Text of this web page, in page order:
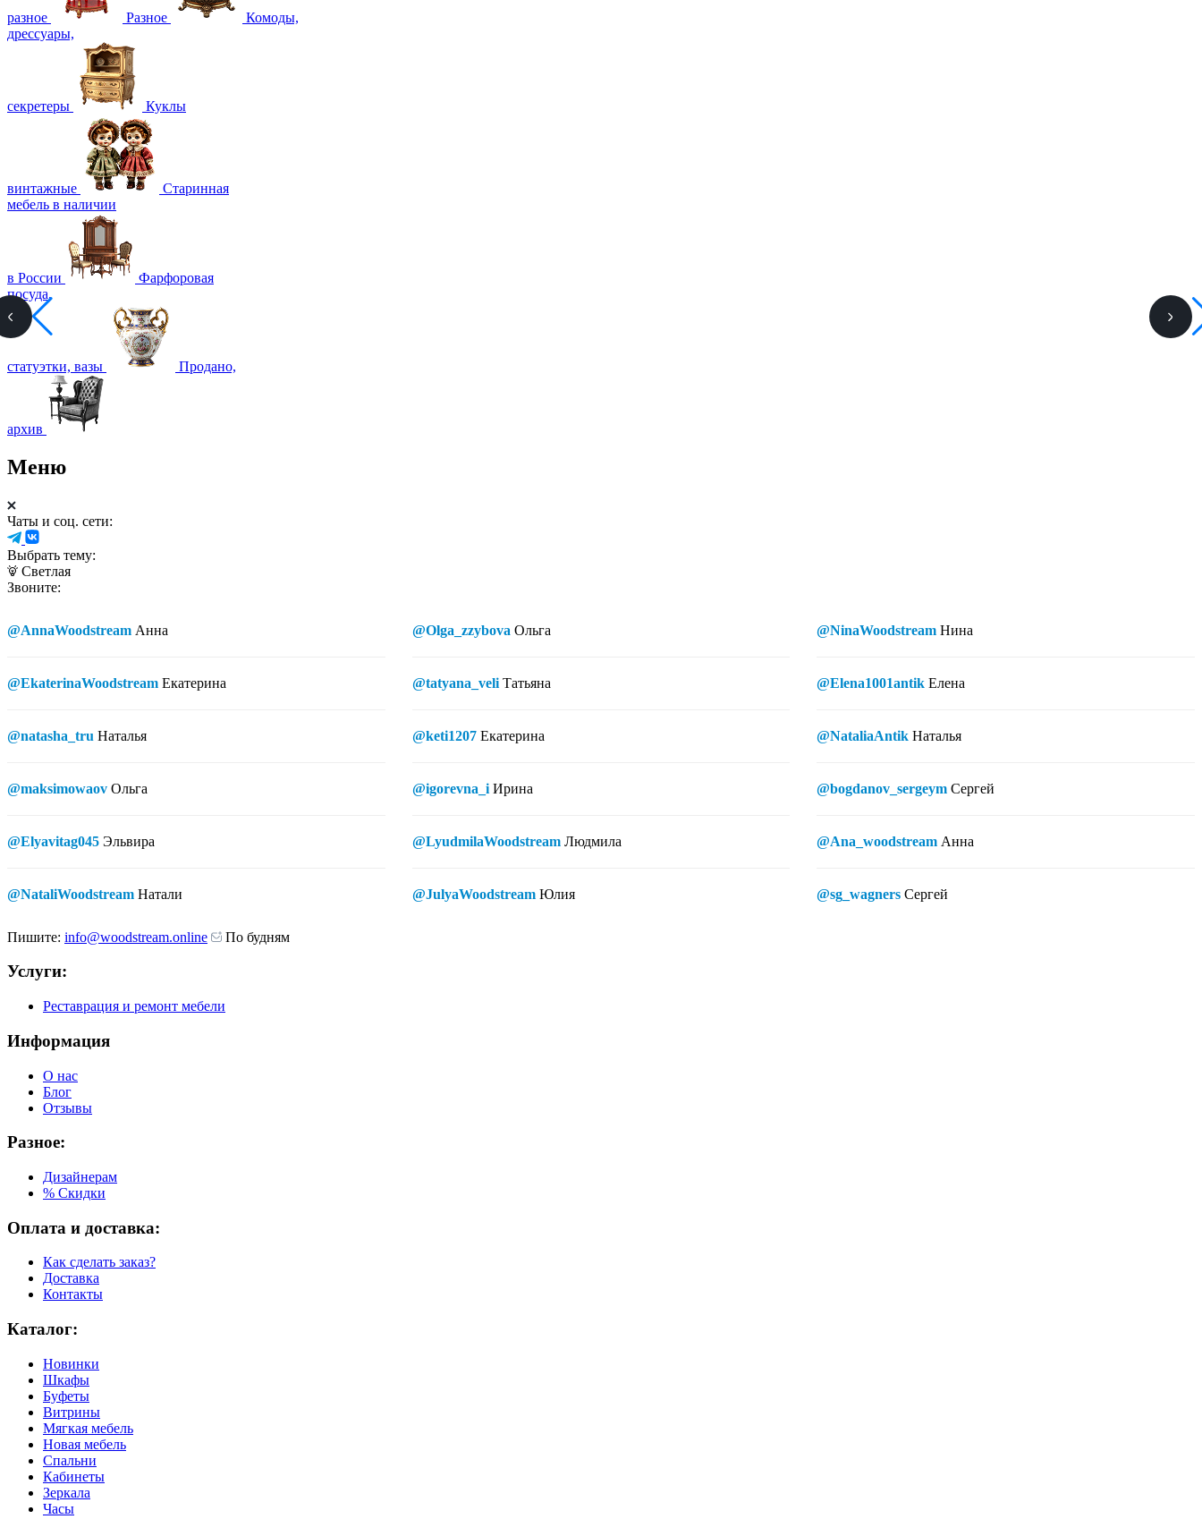
разное Разное
Комоды,
дрессуары,
секретеры Куклы
винтажные
Старинная
мебель в наличии
в России
Фарфоровая
посуда,
статуэтки, вазы Продано,
архив
Меню
Чаты и соц. сети:
Выбрать тему:
Светлая
Звоните:
@AnnaWoodstream Анна
@EkaterinaWoodstream Екатерина
@natasha_tru Наталья
@maksimowaov Ольга
@Elyavitag045 Эльвира
@NataliWoodstream Натали
@Olga_zzybova Ольга
@tatyana_veli Татьяна
@keti1207 Екатерина
@igorevna_i Ирина
@LyudmilaWoodstream Людмила
@JulyaWoodstream Юлия
@NinaWoodstream Нина
@Elena1001antik Елена
@NataliaAntik Наталья
@bogdanov_sergeym Сергей
@Ana_woodstream Анна
@sg_wagners Сергей
Пишите: info@woodstream.online По будням
Услуги:
Реставрация и ремонт мебели
Информация
О нас
Блог
Отзывы
Разное:
Дизайнерам
% Скидки
Оплата и доставка:
Как сделать заказ?
Доставка
Контакты
Каталог:
Новинки
Шкафы
Буфеты
Витрины
Мягкая мебель
Новая мебель
Спальни
Кабинеты
Зеркала
Часы